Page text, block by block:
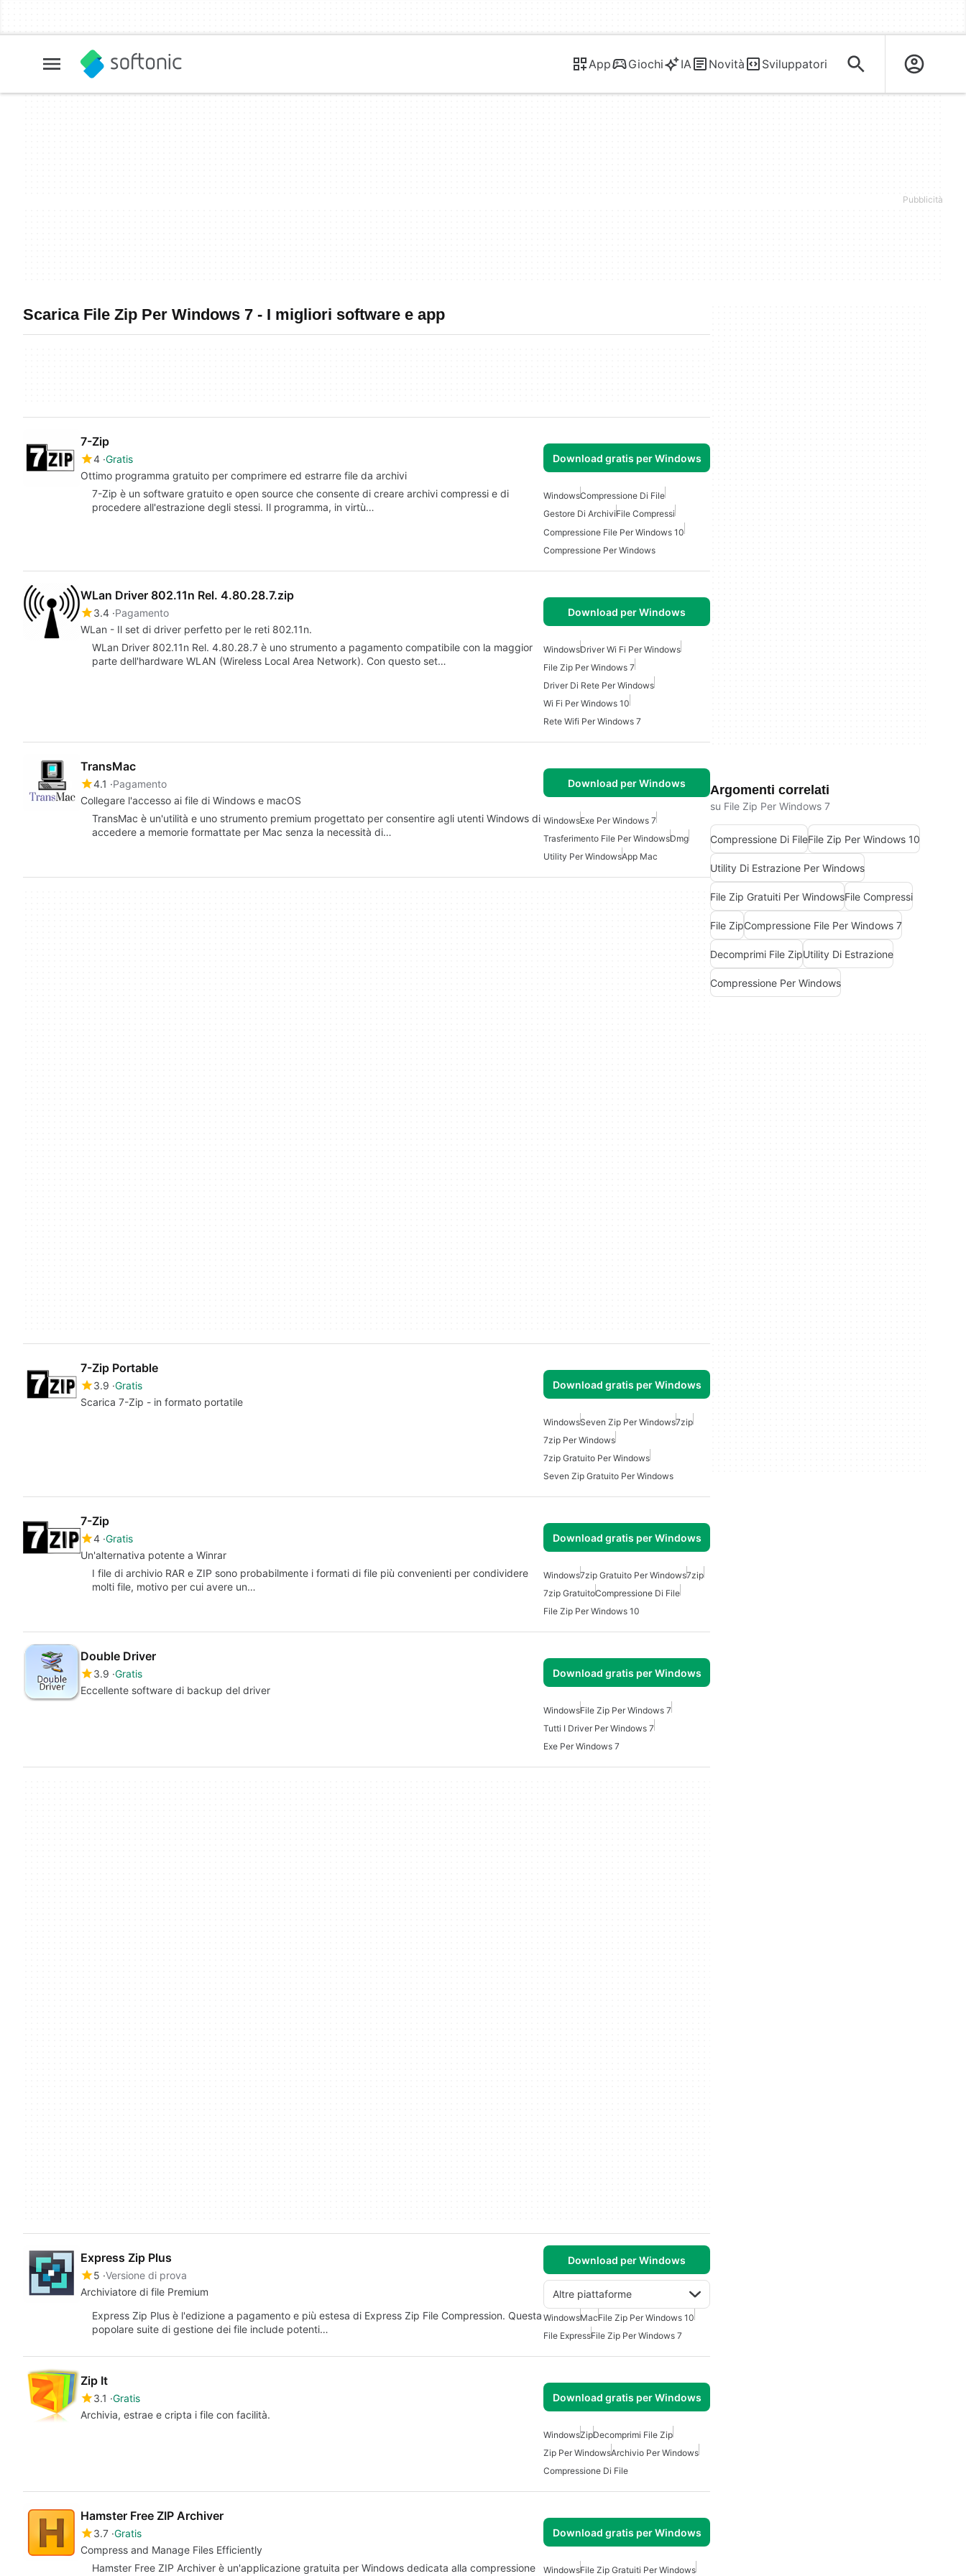
App Giochi IA Novità Sviluppatori
Scarica File Zip Per Windows 7 - I migliori software e app
7-Zip
4 Gratis
Ottimo programma gratuito per comprimere ed estrarre file da archivi
Download gratis per Windows
7-Zip è un software gratuito e open source che consente di creare archivi compressi e di
procedere all'estrazione degli stessi. Il programma, in virtù…
WindowsCompressione Di File
Gestore Di ArchiviFile Compressi
Compressione File Per Windows 10
Compressione Per Windows
WLan Driver 802.11n Rel. 4.80.28.7.zip
3.4 Pagamento
WLan - Il set di driver perfetto per le reti 802.11n.
Download per Windows
WLan Driver 802.11n Rel. 4.80.28.7 è uno strumento a pagamento compatibile con la maggior
parte dell'hardware WLAN (Wireless Local Area Network). Con questo set…
WindowsDriver Wi Fi Per Windows
File Zip Per Windows 7
Driver Di Rete Per Windows
Wi Fi Per Windows 10
Rete Wifi Per Windows 7
TransMac
4.1
Pagamento
Collegare l'accesso ai file di Windows e macOS
Download per Windows
TransMac è un'utilità e uno strumento premium progettato per consentire agli utenti Windows di
accedere a memorie formattate per Mac senza la necessità di…
WindowsExe Per Windows 7
Trasferimento File Per WindowsDmg
Utility Per WindowsApp Mac
7-Zip Portable
3.9 Gratis
Scarica 7-Zip - in formato portatile
Download gratis per Windows
WindowsSeven Zip Per Windows7zip
7zip Per Windows
7zip Gratuito Per Windows
Seven Zip Gratuito Per Windows
7-Zip
4 Gratis
Un'alternativa potente a Winrar
Download gratis per Windows
I file di archivio RAR e ZIP sono probabilmente i formati di file più convenienti per condividere
molti file, motivo per cui avere un…
Windows7zip Gratuito Per Windows7zip
7zip GratuitoCompressione Di File
File Zip Per Windows 10
Double Driver
3.9 Gratis
Eccellente software di backup del driver
Download gratis per Windows
WindowsFile Zip Per Windows 7
Tutti I Driver Per Windows 7
Exe Per Windows 7
Express Zip Plus
5 Versione di prova
Archiviatore di file Premium
Download per Windows
Altre piattaforme
Express Zip Plus è l'edizione a pagamento e più estesa di Express Zip File Compression. Questa
popolare suite di gestione dei file include potenti…
WindowsMacFile Zip Per Windows 10
File ExpressFile Zip Per Windows 7
Zip It
3.1 Gratis
Archivia, estrae e cripta i file con facilità.
Download gratis per Windows
WindowsZipDecomprimi File Zip
Zip Per WindowsArchivio Per Windows
Compressione Di File
Hamster Free ZIP Archiver
3.7 Gratis
Compress and Manage Files Efficiently
Download gratis per Windows
Hamster Free ZIP Archiver è un'applicazione gratuita per Windows dedicata alla compressione
WindowsFile Zip Gratuiti Per Windows
Argomenti correlati
su File Zip Per Windows 7
Compressione Di FileFile Zip Per Windows 10
Utility Di Estrazione Per Windows
File Zip Gratuiti Per WindowsFile Compressi
File ZipCompressione File Per Windows 7
Decomprimi File ZipUtility Di Estrazione
Compressione Per Windows